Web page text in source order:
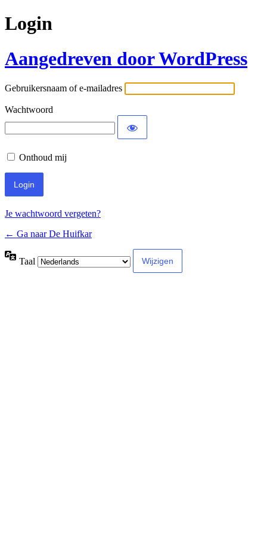
Login
Aangedreven door WordPress
Gebruikersnaam of e-mailadres
Wachtwoord
Onthoud mij
Je wachtwoord vergeten?
← Ga naar De Huifkar
Taal